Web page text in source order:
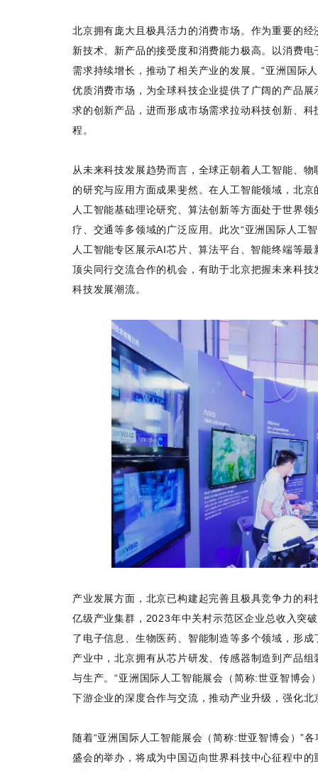
北京拥有庞大且极具活力的消费市场。作为重要的
新技术、新产品的接受度和消费能力极高。以消费
需求持续增长，推动了相关产业的发展。“亚洲国际
优质消费市场，为全球科技企业提供了广阔的产品
求的创新产品，进而形成市场需求拉动科技创新、
程。
从未来科技发展趋势而言，全球正朝着人工智能、
的研究与应用方面成果斐然。在人工智能领域，北
人工智能基础理论研究、算法创新等方面处于世界
疗、交通等多领域的广泛应用。此次“亚洲国际人工
人工智能专区展示AI芯片、算法平台、智能终端等
顶尖同行交流合作的机会，有助于北京把握未来科
科技发展潮流。
产业发展方面，北京已构建起完善且极具竞争力的
亿级产业集群，2023年中关村示范区企业总收入突
了电子信息、生物医药、智能制造等多个领域，形
产业中，北京拥有从芯片研发、传感器制造到产品
与生产。“亚洲国际人工智能展会（简称:世亚智博
下游企业的深度合作与交流，推动产业升级，强化
随着“亚洲国际人工智能展会（简称:世亚智博会）”
盛会的举办，将成为中国迈向世界科技中心征程中